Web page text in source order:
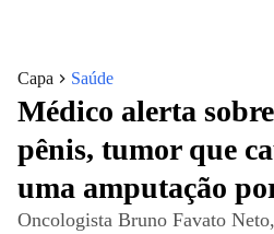
Capa Saúde
Médico alerta
pênis, tumor que
uma amputação
Oncologista Bruno Favato